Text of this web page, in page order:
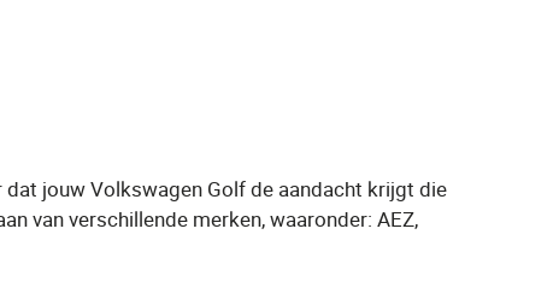
jouw Volkswagen Golf de aandacht krijgt die
van verschillende merken, waaronder: AEZ,